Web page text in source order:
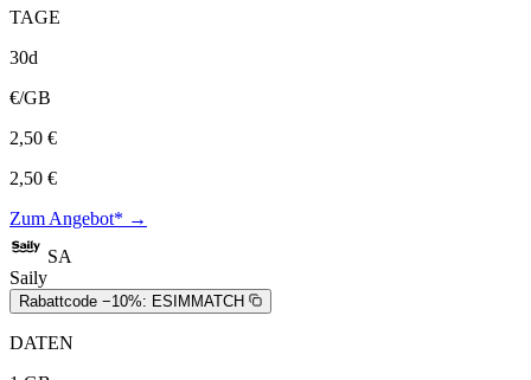
TAGE
30d
€/GB
2,50 €
2,50 €
Zum Angebot* →
SA
Saily
Rabattcode −10%: ESIMMATCH
DATEN